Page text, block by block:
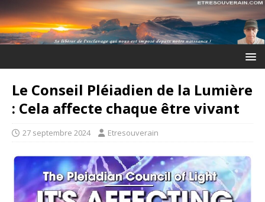
Le Conseil Pléiadien de la Lumière
: Cela affecte chaque être vivant
27 septembre 2024 Etresouverain